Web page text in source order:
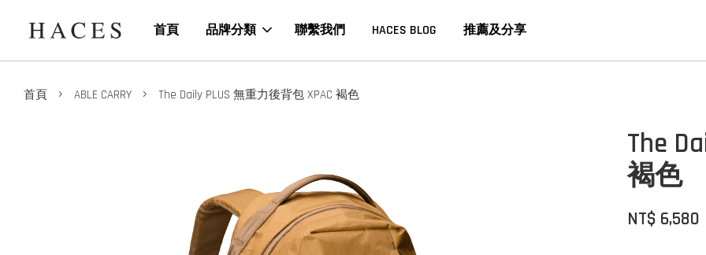
首頁 品牌分類 聯繫我們 HACES BLOG 推薦及分享
首頁 › ABLE CARRY › The Daily PLUS 無重力後背包 XPAC 褐色
The
褐色
NT$ 6,580